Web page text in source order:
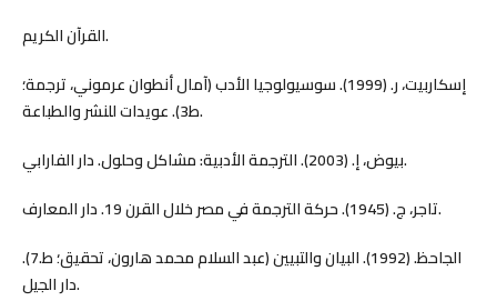
القرآن الكريم.
إسكاربيت، ر. (1999). سوسيولوجيا الأدب (آمال أنطوان عرموني، ترجمة؛
ط3). عويدات للنشر والطباعة.
بيوض، إ. (2003). الترجمة الأدبية: مشاكل وحلول. دار الفارابي.
تاجر، ج. (1945). حركة الترجمة في مصر خلال القرن 19. دار المعارف.
الجاحظ. (1992). البيان والتبيين (عبد السلام محمد هارون، تحقيق؛ ط.7).
دار الجيل.